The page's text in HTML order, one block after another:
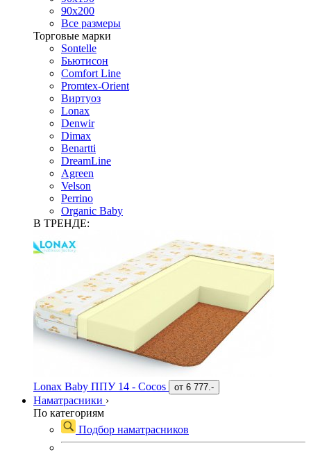
90х200
Все размеры
Торговые марки
Sontelle
Бьютисон
Comfort Line
Promtex-Orient
Виртуоз
Lonax
Denwir
Dimax
Benartti
DreamLine
Agreen
Velson
Perrino
Organic Baby
В ТРЕНДЕ:
Lonax Baby ППУ 14 - Cocos от 6 777.-
Наматрасники ›
По категориям
Подбор наматрасников